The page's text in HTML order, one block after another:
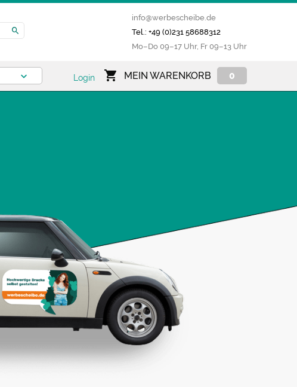
info@werbescheibe.de
Tel.: +49 (0)231 58688312
Mo­–Do 09–17 Uhr, Fr 09–13 Uhr
Login MEIN WARENKORB 0